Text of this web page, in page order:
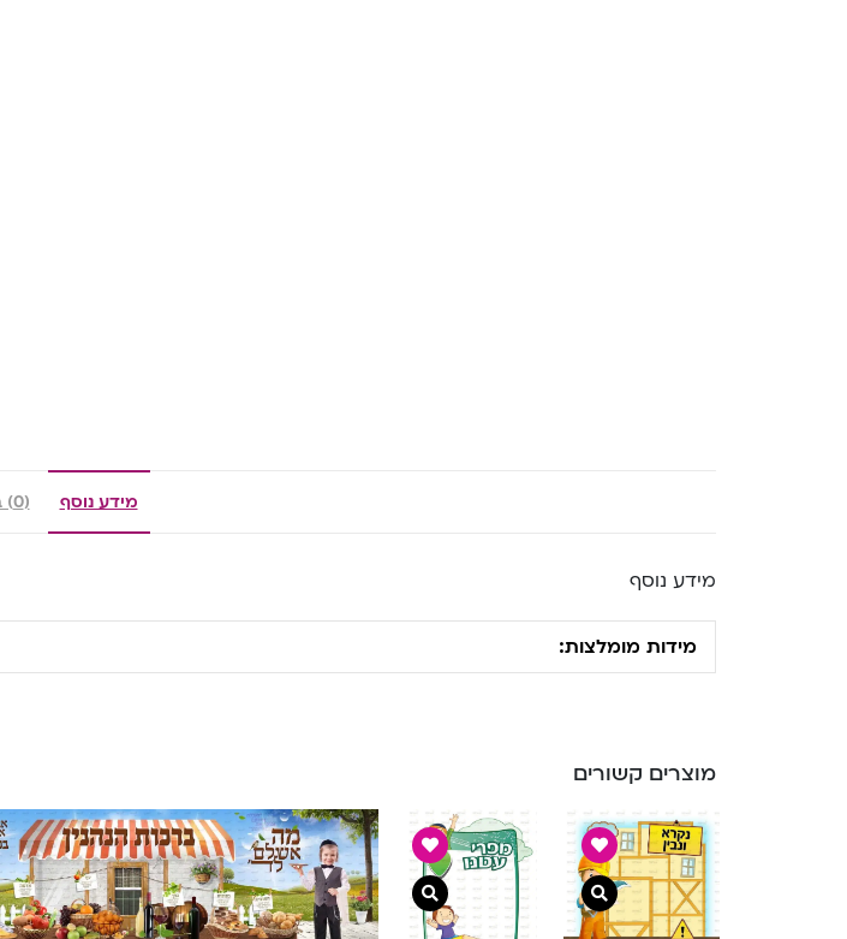
מידע נוסף (0) ביקורות
מידע נוסף
מידות מומלצות:
מוצרים קשורים
צפייה מהירה צפייה מהירה